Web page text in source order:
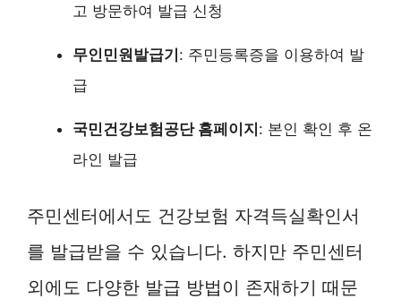
고 방문하여 발급 신청
무인민원발급기 : 주민등록증을 이용하여 발
급
국민건강보험공단 홈페이지 : 본인 확인 후 온
라인 발급
주민센터에서도 건강보험 자격득실확인서
를 발급받을 수 있습니다. 하지만 주민센터
외에도 다양한 발급 방법이 존재하기 때문